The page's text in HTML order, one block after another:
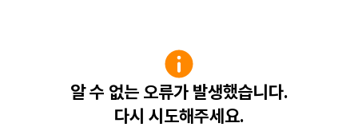
알 수 없는 오류가 발생했습니다.
다시 시도해주세요.